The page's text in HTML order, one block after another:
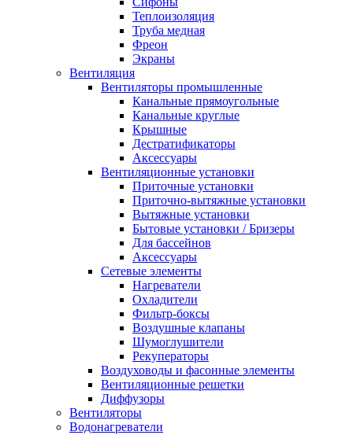
Теплоизоляция
Труба медная
Фреон
Экраны
Вентиляция
Вентиляторы промышленные
Канальные прямоугольные
Канальные круглые
Крышные
Дестратификаторы
Аксессуары
Вентиляционные установки
Приточные установки
Приточно-вытяжные установки
Вытяжные установки
Бытовые установки / Бризеры
Для бассейнов
Аксессуары
Сетевые элементы
Нагреватели
Охладители
Фильтр-боксы
Воздушные клапаны
Шумоглушители
Рекуператоры
Воздуховоды и фасонные элементы
Вентиляционные решетки
Диффузоры
Вентиляторы
Водонагреватели